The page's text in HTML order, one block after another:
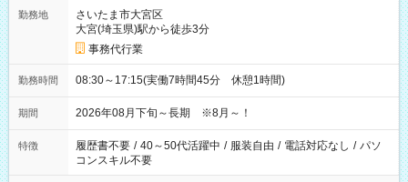
勤務地
さいたま市大宮区
大宮(埼玉県)駅から徒歩3分
事務代行業
勤務時間 08:30～17:15(実働7時間45分 休憩1時間)
期間 2026年08月下旬～長期 ※8月～！
特徴 履歴書不要 / 40～50代活躍中 / 服装自由 / 電話対応なし / パソ
コンスキル不要